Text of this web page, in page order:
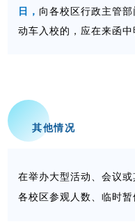
日， 向各校区行政主管
动车入校的，应在来函中
其他情况
在举办大型活动、会议
各校区参观人数、临时暂